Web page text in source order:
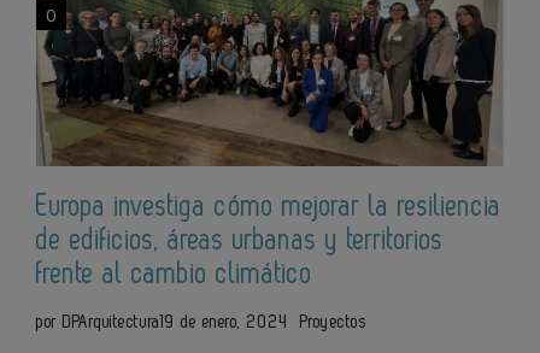
0
Europa investiga cómo mejorar la resiliencia
de edificios, áreas urbanas y territorios
frente al cambio climático
por DPArquitectura 19 de enero, 2024 Proyectos